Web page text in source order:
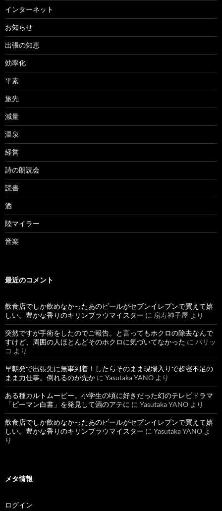
インターネット
お知らせ
出張の知恵
効率化
平素
旅先
減量
温泉
経営
詩の朗読会
読書
酒
陸マイラー
音楽
最近のコメント
飲食店でしか飲めなかったあのビールがセブンイレブンで買えて嬉
しい。豊かな香りのキリンブラウマイスター に 扇寿神子屋 より
突然ですが手術をしたのでご報告。と言ってもホクロの除去なんで
すけど、周囲の人ほとんどそのホクロに気づいてなかった に パリッ
コ より
早朝発で出張先に無事到着！したらそのまま現場入りで超寝不足の
まま力仕事。倒れるのが先か に Yasutaka YANO より
ある種カルトムービー。小学生の頃に好きだった幻のテレビドラマ
「ピーマン白書」を発見して酒のアテに に Yasutaka YANO より
飲食店でしか飲めなかったあのビールがセブンイレブンで買えて嬉
しい。豊かな香りのキリンブラウマイスター に Yasutaka YANO よ
り
メタ情報
ログイン